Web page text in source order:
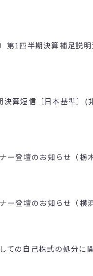
第1四半期決算補足説
決算短信〔日本基準〕(
ー登壇のお知らせ（栃木
ー登壇のお知らせ（横浜
ての自己株式の処分に